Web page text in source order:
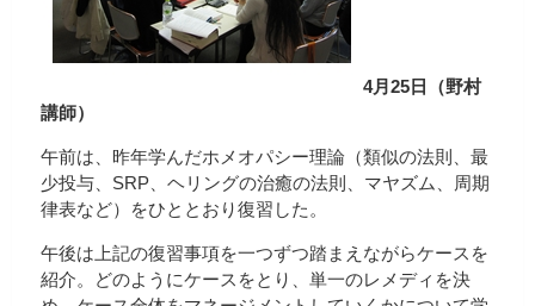
4月25日（野村
講師）
午前は、昨年学んだホメオパシー理論（類似の法則、最
少投与、SRP、ヘリングの治癒の法則、マヤズム、周期
律表など）をひととおり復習した。
午後は上記の復習事項を一つずつ踏まえながらケースを
紹介。どのようにケースをとり、単一のレメディを決